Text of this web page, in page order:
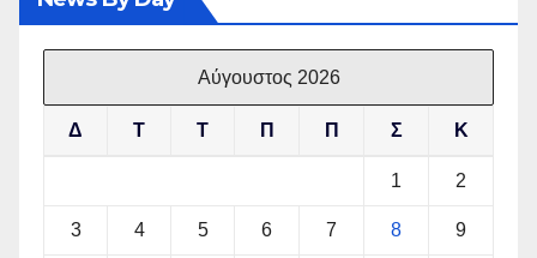
Αύγουστος 2026
Δ Τ Τ Π Π Σ Κ
1 2
3 4 5 6 7 8 9